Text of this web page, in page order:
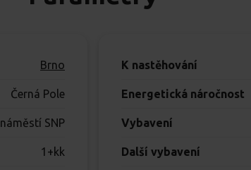
Brno
Černá Pole
náměstí SNP
1+kk
K nastěhování
Energetická náročnost
Vybavení
Další vybavení